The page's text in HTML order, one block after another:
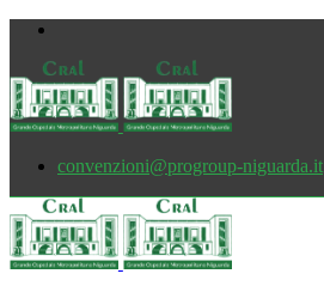
convenzioni@progroup-niguarda.it